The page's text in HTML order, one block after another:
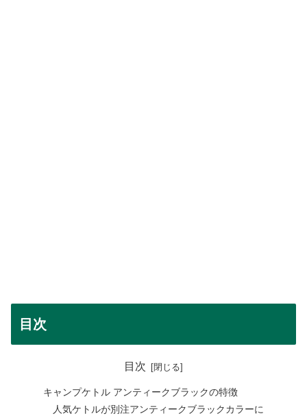
目次
目次
キャンプケトル アンティークブラックの特徴
人気ケトルが別注アンティークブラックカラーに